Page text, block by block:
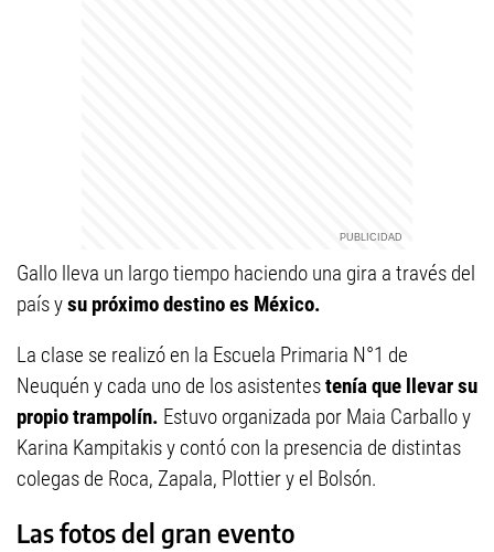
Gallo lleva un largo tiempo haciendo una gira a través del
país ysu próximo destino es México.
La clase se realizó en la Escuela Primaria N°1 de
Neuquén y cada uno de los asistentestenía que llevar su
propio trampolín. Estuvo organizada por Maia Carballo y
Karina Kampitakis y contó con la presencia de distintas
colegas de Roca, Zapala, Plottier y el Bolsón.
Las fotos del gran evento